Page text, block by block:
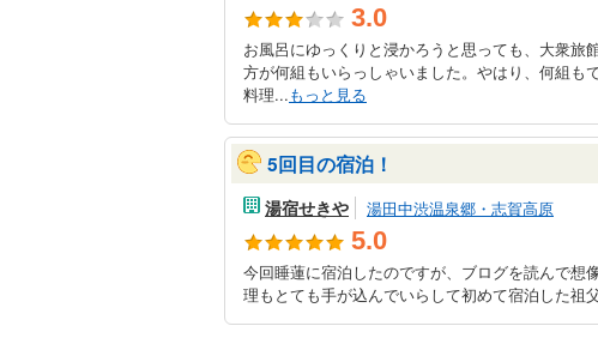
3.0
お風呂にゆっくりと浸かろうと思っても、大衆旅
方が何組もいらっしゃいました。やはり、何組も
料理...もっと見る
5回目の宿泊！
湯宿せきや 湯田中渋温泉郷・志賀高原
5.0
今回睡蓮に宿泊したのですが、ブログを読んで想
理もとても手が込んでいらして初めて宿泊した祖